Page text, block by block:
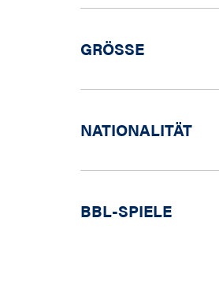
GRÖSSE
NATIONALITÄT
BBL-SPIELE